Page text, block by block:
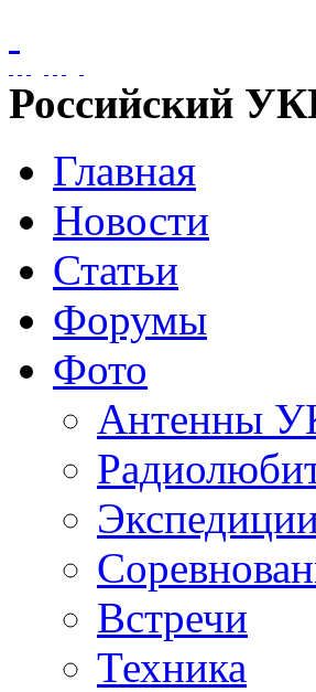
Российский
Главная
Новости
Статьи
Форумы
Фото
Антенны
Встречи
Техника